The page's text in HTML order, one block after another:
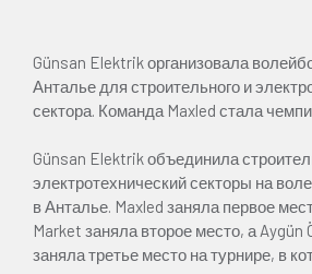
Günsan Elektrik организовала
Анталье для строительного и
сектора. Команда Maxled стала
Günsan Elektrik объединила
электротехнический секторы на
в Анталье. Maxled заняла первое
Market заняла второе место, а Aygün
заняла третье место на турнире, в